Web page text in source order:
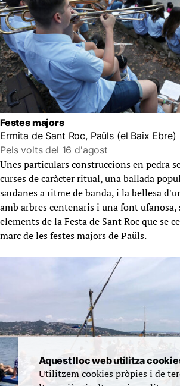
Festes majors
Ermita de Sant Roc, Paüls (el Baix Ebre)
Pels volts del 16 d'agost
Unes particulars construccions en pedra
curses de caràcter ritual, una ballada
sardanes a ritme de banda, i la bellesa
amb arbres centenaris i una font
elements de la Festa de Sant Roc que se
marc de les festes majors de Paüls.
Aquest lloc web utilitza
Utilitzem cookies pròpies i de